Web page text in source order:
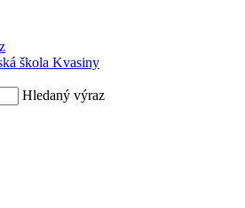
Hledaný výraz